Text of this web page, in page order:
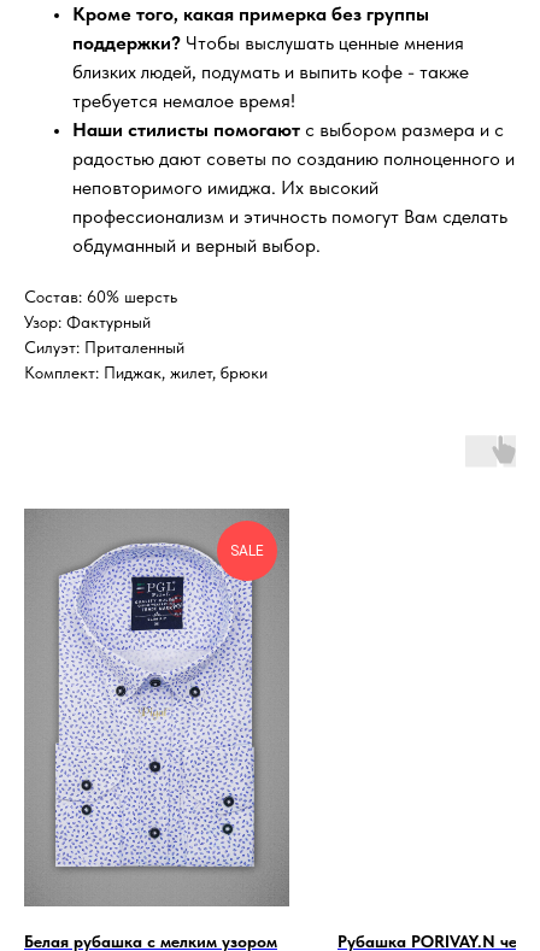
Кроме того, какая примерка без группы
поддержки? Чтобы выслушать ценные мнения
близких людей, подумать и выпить кофе - также
требуется немалое время!
Наши стилисты помогают с выбором размера и с
радостью дают советы по созданию полноценного и
неповторимого имиджа. Их высокий
профессионализм и этичность помогут Вам сделать
обдуманный и верный выбор.
Состав: 60% шерсть
Узор: Фактурный
Силуэт: Приталенный
Комплект: Пиджак, жилет, брюки
SALE
Белая рубашка с мелким узором Рубашка PORIVAY.N